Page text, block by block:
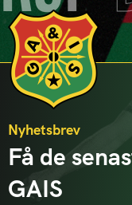
Nyhetsbrev
Få de
GAIS